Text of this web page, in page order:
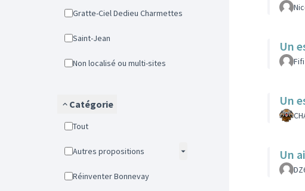
Gratte-Ciel Dedieu Charmettes
Saint-Jean
Non localisé ou multi-sites
Catégorie
Tout
Autres propositions
Réinventer Bonnevay
Un
Fifi
Un
Un